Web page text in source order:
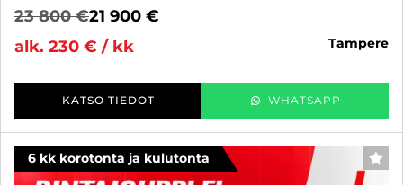
23 800 €21 900 €
alk. 230 € / kk
tampere
KATSO TIEDOT WHATSAPP
6 kk korotonta ja kulutonta